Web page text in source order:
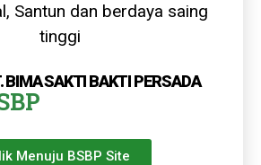
Santun dan berdaya saing
tinggi
BIMA SAKTI BAKTI PERSADA
Menuju BSBP Site